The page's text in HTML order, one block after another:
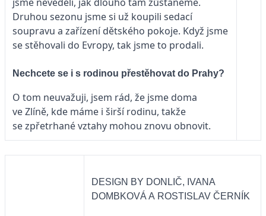
Druhou sezonu jsme si už koupili sedací
soupravu a zařízení dětského pokoje. Když jsme
se stěhovali do Evropy, tak jsme to prodali.
Nechcete se i s rodinou přestěhovat do Prahy?
O tom neuvažuji, jsem rád, že jsme doma
ve Zlíně, kde máme i širší rodinu, takže
se zpřetrhané vztahy mohou znovu obnovit.
DESIGN BY DONLIČ, IVANA
DOMBKOVÁ A ROSTISLAV ČERNÍK